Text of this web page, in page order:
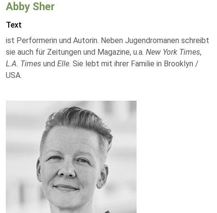
Abby Sher
Text
ist Performerin und Autorin. Neben Jugendromanen schreibt
sie auch für Zeitungen und Magazine, u.a. New York Times,
L.A. Times und Elle. Sie lebt mit ihrer Familie in Brooklyn /
USA.